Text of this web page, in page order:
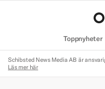
Toppnyheter
Schibsted News Media AB är
Läs mer här